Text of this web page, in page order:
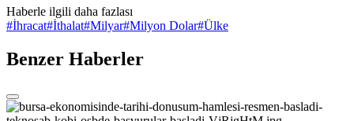
Haberle ilgili daha fazlası
#İhracat#İthalat#Milyar#Milyon Dolar#Ülke
Benzer Haberler